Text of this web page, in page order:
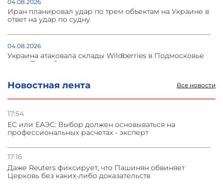
Новостная лента Все новости
17:54
ЕС или ЕАЭС: Выбор должен основываться на
профессиональных расчетах - эксперт
17:16
Даже Reuters фиксирует, что Пашинян обвиняет
Церковь без каких-либо доказательств
04.08.2026
Иран планировал удар по трем объектам на Украине в
ответ на удар по судну
04.08.2026
Украина атаковала склады Wildberries в Подмосковье
и под Петербургом
03.08.2026
Стратегия безопасности ОДКБ допускает применение
03.08.2026
31.07.2026